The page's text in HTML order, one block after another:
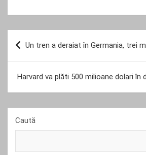
Navigare
articole
Un tren a deraiat în Germania, trei
Harvard va plăti 500 milioane dolari în
Caută